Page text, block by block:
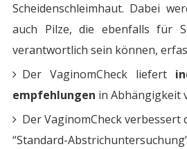
Scheidenschleimhaut. Dabei
auch Pilze, die ebenfalls für
verantwortlich sein können,
Der VaginomCheck liefert
empfehlungen in Abhängigkeit
Der VaginomCheck
“Standard-